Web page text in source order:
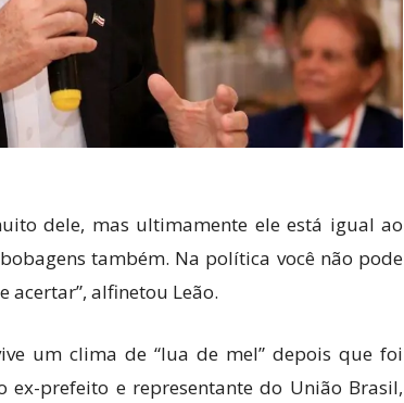
dele, mas ultimamente ele está igual ao
também. Na política você não pode
acertar”, alfinetou Leão.
um clima de “lua de mel” depois que foi
prefeito e representante do União Brasil,